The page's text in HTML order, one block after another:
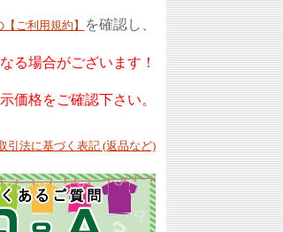
【ご利用規約】 を確認し、
る場合がございます！
価格をご確認下さい。
引法に基づく表記 (返品など)